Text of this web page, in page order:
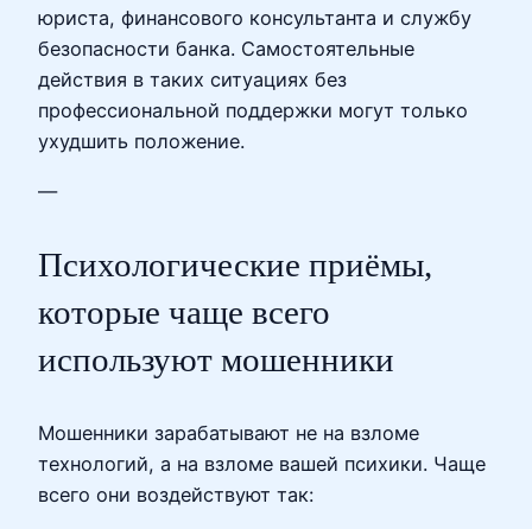
юриста, финансового консультанта и службу
безопасности банка. Самостоятельные
действия в таких ситуациях без
профессиональной поддержки могут только
ухудшить положение.
—
Психологические приёмы,
которые чаще всего
используют мошенники
Мошенники зарабатывают не на взломе
технологий, а на взломе вашей психики. Чаще
всего они воздействуют так: